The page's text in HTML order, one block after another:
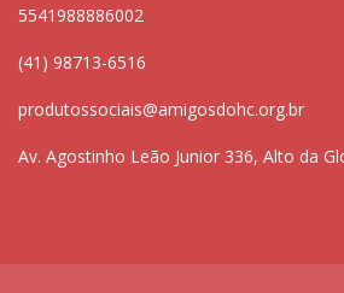
5541988886002
(41) 98713-6516
produtossociais@amigosdohc.org.br
Av. Agostinho Leão Junior 336, Alto da